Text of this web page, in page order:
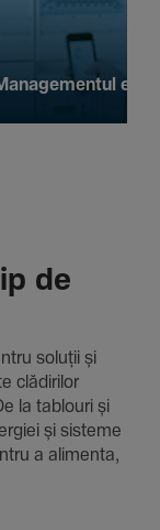
de
soluții și
clădi­rilor
la tablouri și
și sisteme
a alimenta,